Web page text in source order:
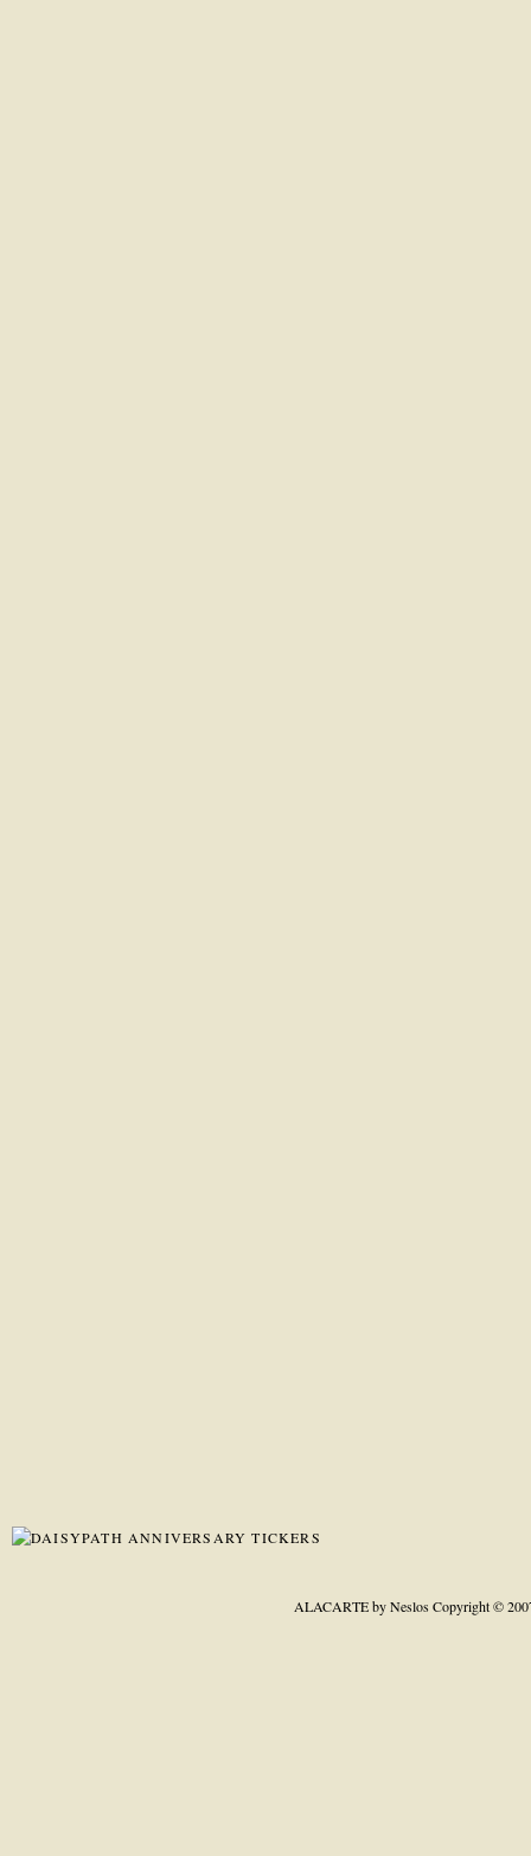
ALACARTE by NeslosCopyright ©